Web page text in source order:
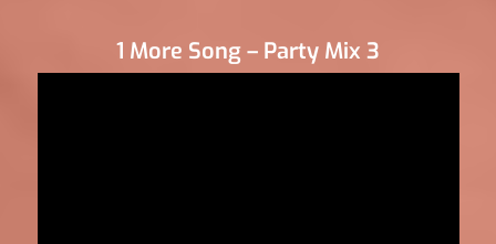
1 More Song – Party Mix 3